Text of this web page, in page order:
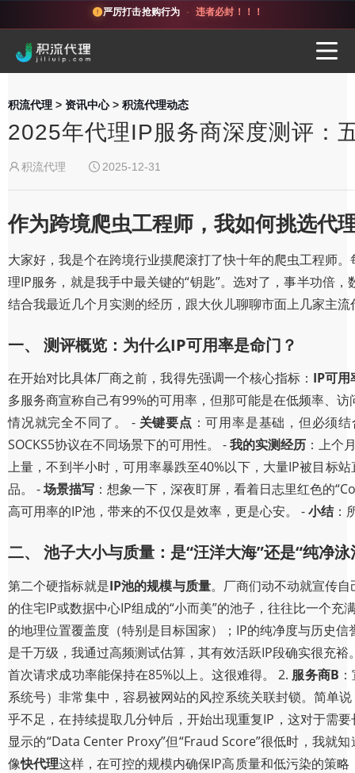
严厉打击抢购行为 · 违者必封！！！
积流代理 > 资讯中心> 积流代理动态
2025年代理IP服务商深度测评：
积流代理 2025-12-31
作为跨境爬虫工程师，我如何挑选代
大家好，我是个在跨境行业摸爬滚打了快十年的爬虫工程师
理IP服务，就是我手中最关键的“钥匙”。选对了，事半功倍
结合我最近几个月实测的经历，跟大伙儿聊聊市面上几家主
一、 测评概览：为什么IP可用率是命门？
在开始对比具体厂商之前，我得先强调一个核心指标： IP可用
多服务商宣称自己有99%的可用率，但那可能是在低频率、
情况就完全不同了。 - 关键要点 ：可用率是基础，但必须
SOCKS5协议在不同场景下的可用性。 -我的实测经历 ：上个
上量，不到半小时，可用率暴跌至40%以下，大量IP被目标
品。 -场景描写 ：想象一下，深夜盯屏，看着日志里红色的
高可用率的IP池，带来的不仅仅是效率，更是心安。 -小结：
二、 池子大小与质量：是“汪洋大海”还是“纯净泳
第二个硬指标就是IP池的规模与质量。厂商们动不动就宣传
的住宅IP或数据中心IP组成的“小而美”的池子，往往比一个充
的地理位置覆盖度（特别是目标国家）；IP的纯净度与历史信
是千万级，我通过高频测试估算，其有效活跃IP段确实很充
首次请求成功率能保持在85%以上。这很难得。 2. 服务商B
系统号）非常集中，容易被网站的风控系统关联封锁。简单
乎不足，在持续提取几分钟后，开始出现重复IP，这对于需
显示的“Data Center Proxy”但“Fraud Score”很低时，我就
像快代理这样，在可控的规模内确保IP高质量和低污染的策